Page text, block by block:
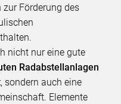
Förderung des
nicht nur eine gute
Radabstellanlagen
, sondern auch eine
Elemente